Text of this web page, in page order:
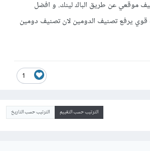
موقعي عن طريق الباك لينك. و افضل
قوي يرفع تصنيف الدومين لان تصنيف دومين
1
الترتيب حسب التقييم الترتيب حسب التاريخ